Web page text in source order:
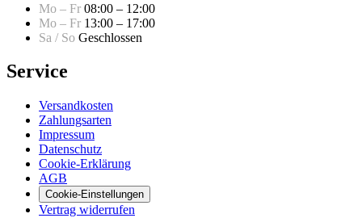
Mo – Fr 08:00 – 12:00
Mo – Fr 13:00 – 17:00
Sa / So Geschlossen
Service
Versandkosten
Zahlungsarten
Impressum
Datenschutz
Cookie-Erklärung
AGB
Cookie-Einstellungen
Vertrag widerrufen